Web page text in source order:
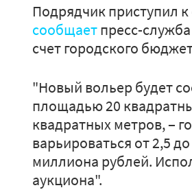
Подрядчик приступил
сообщаетпресс-
счет городского
"Новый вольер будет
площадью 20
квадратных метров, ‒
варьироваться от 2,5
миллиона рублей.
аукциона".